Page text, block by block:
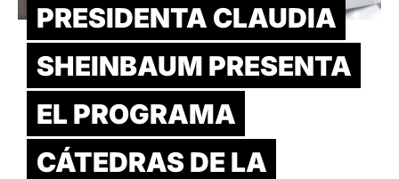
PRESIDENTA CLAUDIA
SHEINBAUM PRESENTA
EL PROGRAMA
CÁTEDRAS DE LA